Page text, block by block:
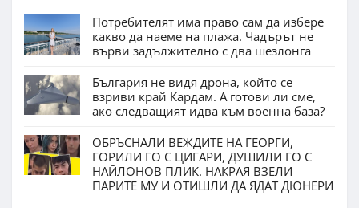
Потребителят има право сам да избере
какво да наеме на плажа. Чадърът не
върви задължително с два шезлонга
България не видя дрона, който се
взриви край Кардам. А готови ли сме,
ако следващият идва към военна база?
ОБРЪСНАЛИ ВЕЖДИТЕ НА ГЕОРГИ,
ГОРИЛИ ГО С ЦИГАРИ, ДУШИЛИ ГО С
НАЙЛОНОВ ПЛИК. НАКРАЯ ВЗЕЛИ
ПАРИТЕ МУ И ОТИШЛИ ДА ЯДАТ ДЮНЕРИ